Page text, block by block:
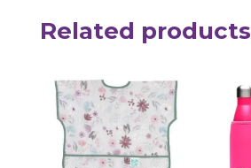
Related products